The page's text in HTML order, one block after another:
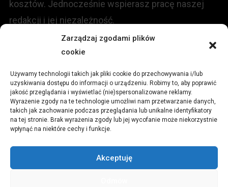
Zarządzaj zgodami plików
cookie
Używamy technologii takich jak pliki cookie do przechowywania i/lub
uzyskiwania dostępu do informacji o urządzeniu. Robimy to, aby poprawić
jakość przeglądania i wyświetlać (nie)spersonalizowane reklamy.
Wyrażenie zgody na te technologie umożliwi nam przetwarzanie danych,
takich jak zachowanie podczas przeglądania lub unikalne identyfikatory
na tej stronie. Brak wyrażenia zgody lub jej wycofanie może niekorzystnie
wpłynąć na niektóre cechy i funkcje.
Akceptuję
kosztów. Jednocześnie wspierasz pracę naszej
redakcji i jej niezależność.
Redakcja portalu:
ul.Stara 13, 42-600 Tarnowskie Góry
TEL:+48 509 547 822
redakcja@czytamiwiem.pl